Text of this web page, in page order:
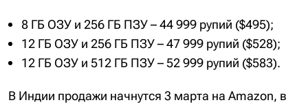
8 ГБ ОЗУ и 256 ГБ ПЗУ – 44 999 рупий ($495);
12 ГБ ОЗУ и 256 ГБ ПЗУ – 47 999 рупий ($528);
12 ГБ ОЗУ и 512 ГБ ПЗУ – 52 999 рупий ($583).
В Индии продажи начнутся 3 марта на Amazon, в